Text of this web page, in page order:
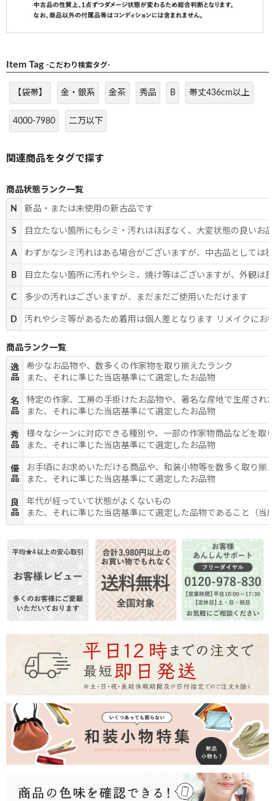
Item Tag -こだわり検索タグ-
【袋帯】 金・銀系 金茶 秀品 B 帯丈436cm以上
4000-7980 二万以下
商品状態ランク一覧
N 新品・または未使用の新古品です
S 目立たない箇所にもシミ・汚れはほぼなく、大変状態の良いお
A わずかなシミ汚れはある場合がございますが、中古品としては
B 目立たない箇所に汚れやシミ、焼け等はございますが、外観は
C 多少の汚れはございますが、まだまだご使用いただけます
D 汚れやシミ等があるため着用は個人差となります リメイクにお
商品ランク一覧
逸
品
希少なお品物や、数多くの作家物を取り揃えたランク
また、それに準じた当店基準にて選定したお品物
名
品
特定の作家、工房の手掛けたお品物や、著名な産地で生産され
また、それに準じた当店基準にて選定したお品物
秀
品
様々なシーンに対応できる種別や、一部の作家物商品などを取
また、それに準じた当店基準にて選定したお品物
優
品
お手頃にお求めいただける商品や、和装小物等を数多く取り揃
また、それに準じた当店基準にて選定したお品物
良
品
年代が経っていて状態がよくないもの
また、それに準じた当店基準にて選定した品物であること（当